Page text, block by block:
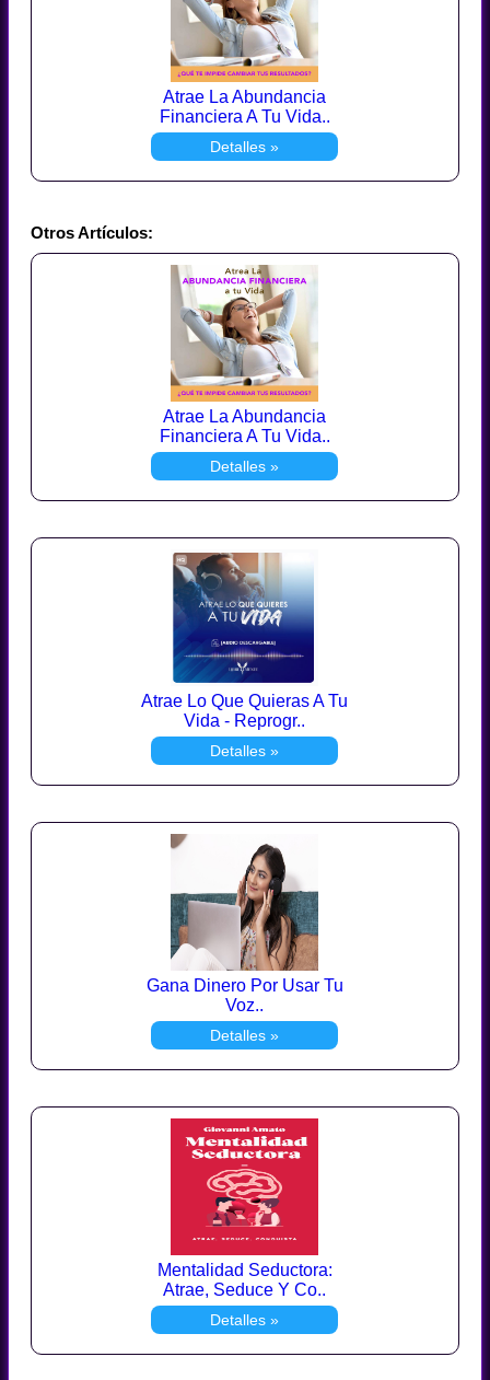
Atrae La Abundancia
Financiera A Tu Vida..
Detalles »
Otros Artículos:
Atrae La Abundancia
Financiera A Tu Vida..
Detalles »
Atrae Lo Que Quieras A Tu
Vida - Reprogr..
Detalles »
Gana Dinero Por Usar Tu
Voz..
Detalles »
Mentalidad Seductora:
Atrae, Seduce Y Co..
Detalles »